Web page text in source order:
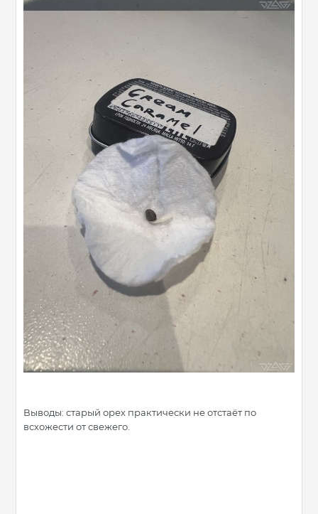
Выводы: старый орех практически не отстаёт по
всхожести от свежего.